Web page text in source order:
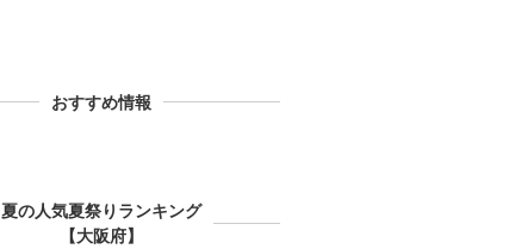
おすすめ情報
夏の人気夏祭りランキング
【大阪府】